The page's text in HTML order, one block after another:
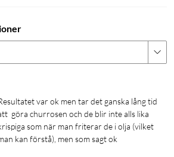
ganska lång tid
göra churrosen och de blir inte alls lika
som när man friterar de i olja (vilket
kan förstå), men som sagt ok